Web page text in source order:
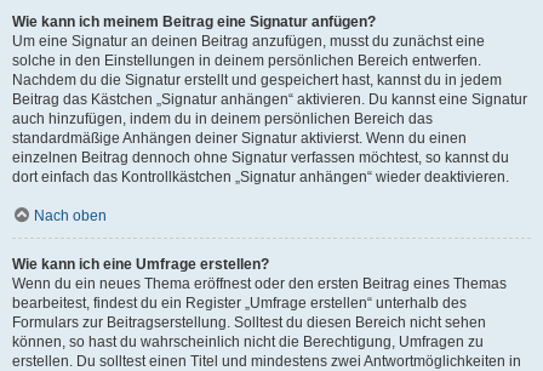
Wie kann ich meinem Beitrag eine Signatur anfügen?
Um eine Signatur an deinen Beitrag anzufügen, musst du zunächst eine
solche in den Einstellungen in deinem persönlichen Bereich entwerfen.
Nachdem du die Signatur erstellt und gespeichert hast, kannst du in jedem
Beitrag das Kästchen „Signatur anhängen“ aktivieren. Du kannst eine Signatur
auch hinzufügen, indem du in deinem persönlichen Bereich das
standardmäßige Anhängen deiner Signatur aktivierst. Wenn du einen
einzelnen Beitrag dennoch ohne Signatur verfassen möchtest, so kannst du
dort einfach das Kontrollkästchen „Signatur anhängen“ wieder deaktivieren.
Nach oben
Wie kann ich eine Umfrage erstellen?
Wenn du ein neues Thema eröffnest oder den ersten Beitrag eines Themas
bearbeitest, findest du ein Register „Umfrage erstellen“ unterhalb des
Formulars zur Beitragserstellung. Solltest du diesen Bereich nicht sehen
können, so hast du wahrscheinlich nicht die Berechtigung, Umfragen zu
erstellen. Du solltest einen Titel und mindestens zwei Antwortmöglichkeiten in